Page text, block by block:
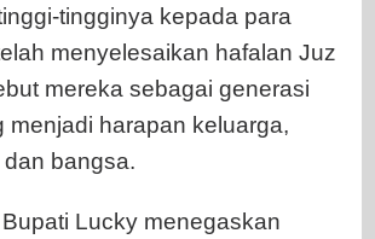
tingginya kepada para
menyelesaikan hafalan Juz
mereka sebagai generasi
menjadi harapan keluarga,
bangsa.
Lucky menegaskan